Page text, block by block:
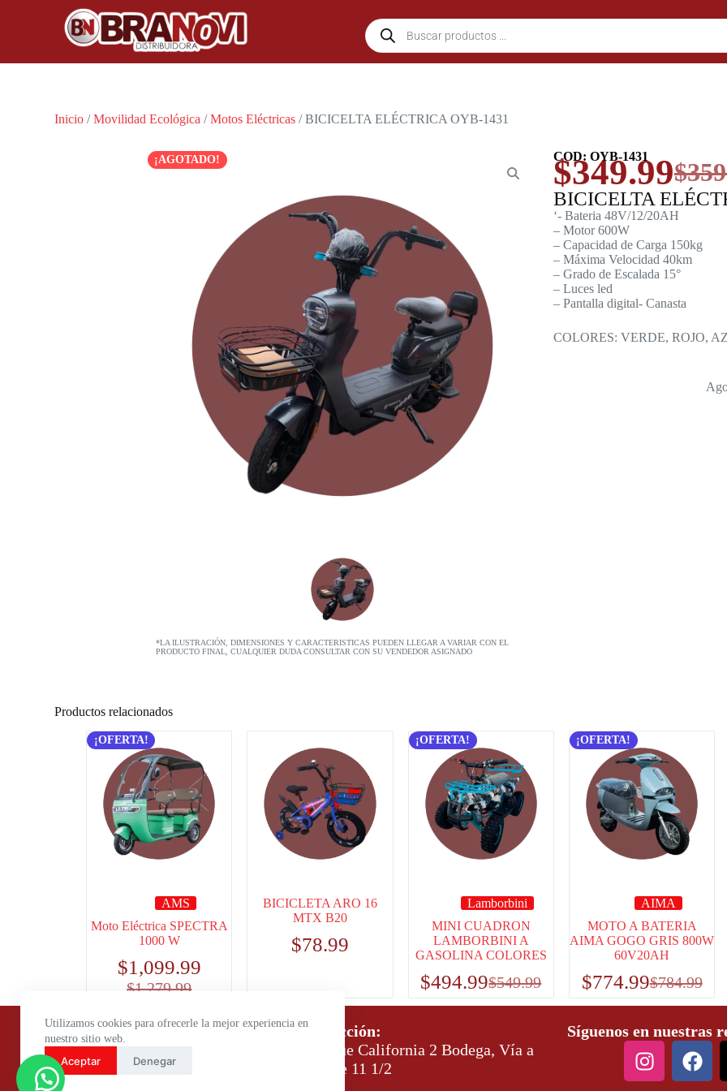
Utilizamos cookies para ofrecerle la mejor experiencia en
nuestro sitio web.
Aceptar Denegar
Inicio /Movilidad Ecológica /Motos Eléctricas / BICICELTA ELÉCTRICA OYB-1431
¡AGOTADO!
*LA ILUSTRACIÓN, DIMENSIONES Y CARACTERISTICAS PUEDEN LLEGAR A VARIAR CON EL
PRODUCTO FINAL, CUALQUIER DUDA CONSULTAR CON SU VENDEDOR ASIGNADO
COD: OYB-1431
$
$349.99
BICICELTA
‘- Bateria 48V/12/20AH
– Motor 600W
– Capacidad de Carga 150kg
– Máxima Velocidad 40km
– Grado de Escalada 15°
– Luces led
– Pantalla digital- Canasta
COLORES: VERDE, ROJO,
Productos relacionados
¡OFERTA!
AMS
Moto Eléctrica SPECTRA
1000 W
$1,279.99
$1,099.99
BICICLETA ARO 16
MTX B20
$78.99
¡OFERTA!
Lamborbini
MINI CUADRON
LAMBORBINI A
GASOLINA COLORES
$549.99
$494.99
¡OFERTA!
AIMA
MOTO A BATERIA
AIMA GOGO GRIS 800W
60V20AH
$784.99
$774.99
Horario de atención:
Lunes a Viernes: 9:00 – 18:00
Sábados: 9:00 – 14:00
Dirección:
Parque California 2 Bodega, Vía a
Daule 11 1/2
Síguenos en nuestras